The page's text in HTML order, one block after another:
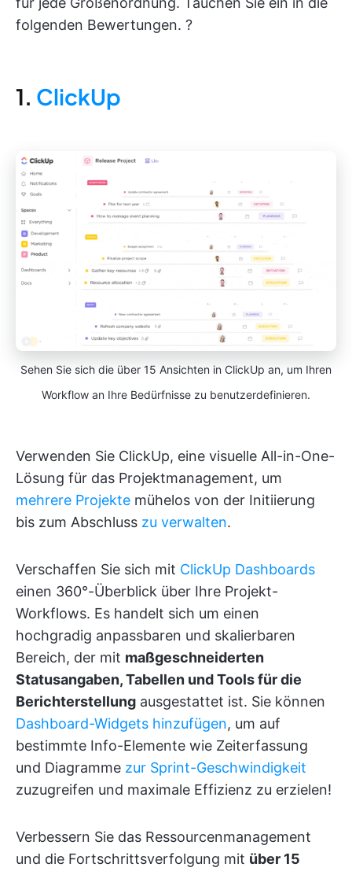
folgenden Bewertungen. ?
1. ClickUp
Sehen Sie sich die über 15 Ansichten in ClickUp an, um Ihren
Workflow an Ihre Bedürfnisse zu benutzerdefinieren.
Verwenden Sie ClickUp, eine visuelle All-in-One-
Lösung für das Projektmanagement, um
mehrere Projekte mühelos von der Initiierung
bis zum Abschluss zu verwalten.
Verschaffen Sie sich mit ClickUp Dashboards
einen 360°-Überblick über Ihre Projekt-
Workflows. Es handelt sich um einen
hochgradig anpassbaren und skalierbaren
Bereich, der mit maßgeschneiderten
Statusangaben, Tabellen und Tools für die
Berichterstellung ausgestattet ist. Sie können
Dashboard-Widgets hinzufügen, um auf
bestimmte Info-Elemente wie Zeiterfassung
und Diagramme zur Sprint-Geschwindigkeit
zuzugreifen und maximale Effizienz zu erzielen!
Verbessern Sie das Ressourcenmanagement
und die Fortschrittsverfolgung mit über 15